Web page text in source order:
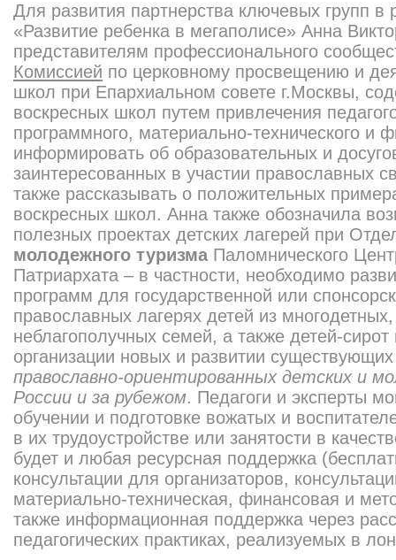
Для развития партнерства ключевых групп
«Развитие ребенка в мегаполисе» Анна
представителям профессионального
Комиссией по церковному просвещению и
школ при Епархиальном совете г.Москвы,
воскресных школ путем привлечения
программного, материально-технического и
информировать об образовательных и
заинтересованных в участии православных
также рассказывать о положительных
воскресных школ. Анна также обозначила
полезных проектах детских лагерей при
молодежного туризмаПаломнического
Патриархата – в частности, необходимо
программ для государственной или
православных лагерях детей из
неблагополучных семей, а также детей-
организации новых и развитии
православно-ориентированных детских и
России и за рубежом. Педагоги и эксперты
обучении и подготовке вожатых и
в их трудоустройстве или занятости в
будет и любая ресурсная поддержка
консультации для организаторов,
материально-техническая, финансовая и
также информационная поддержка через
педагогических практиках, реализуемых в